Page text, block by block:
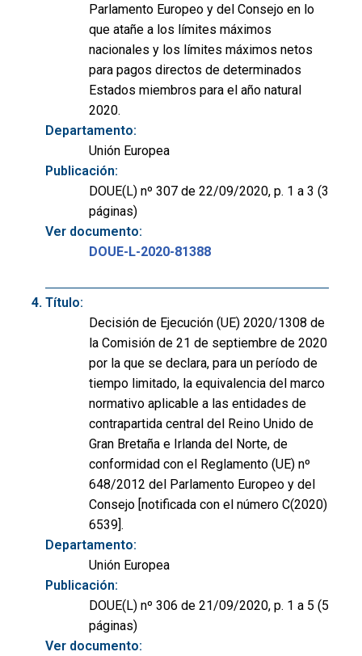
Parlamento Europeo y del Consejo en lo
que atañe a los límites máximos
nacionales y los límites máximos netos
para pagos directos de determinados
Estados miembros para el año natural
2020.
Departamento:
Unión Europea
Publicación:
DOUE(L) nº 307 de 22/09/2020, p. 1 a 3 (3
páginas)
Ver documento:
DOUE-L-2020-81388
Título:
Decisión de Ejecución (UE) 2020/1308 de
la Comisión de 21 de septiembre de 2020
por la que se declara, para un período de
tiempo limitado, la equivalencia del marco
normativo aplicable a las entidades de
contrapartida central del Reino Unido de
Gran Bretaña e Irlanda del Norte, de
conformidad con el Reglamento (UE) nº
648/2012 del Parlamento Europeo y del
Consejo [notificada con el número C(2020)
6539].
Departamento:
Unión Europea
Publicación:
DOUE(L) nº 306 de 21/09/2020, p. 1 a 5 (5
páginas)
Ver documento: